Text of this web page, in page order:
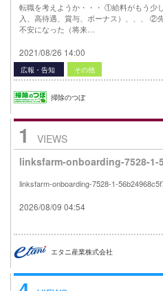
転職を考えようか・・・ ①給料がもう少
入、高待遇、賞与、ボーナス）、、、 ②
不安になった（将来…
2021/08/26 14:00
広報・告知 その他
掃除のつぼ
1
VIEWS
linksfarm-onboarding-7528-1-
linksfarm-onboarding-7528-1-
2026/08/09 04:54
エタニ産業株式会社